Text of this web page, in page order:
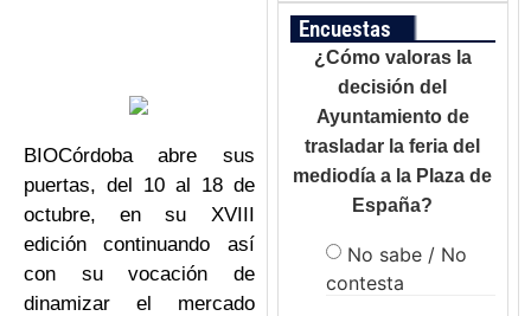
BIOCórdoba abre sus
puertas, del 10 al 18 de
octubre, en su XVIII
edición continuando así
con su vocación de
dinamizar el mercado
Encuestas
¿Cómo valoras la
decisión del
Ayuntamiento de
trasladar la feria del
mediodía a la Plaza de
España?
No sabe / No
contesta